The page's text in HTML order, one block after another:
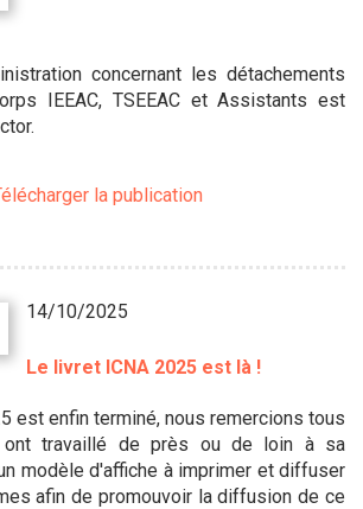
concernant les détachements
IEEAC, TSEEAC et Assistants est
la publication
14/10/2025
Le livret ICNA 2025 est là !
est enfin terminé, nous remercions tous
travaillé de près ou de loin à sa
modèle d'affiche à imprimer et diffuser
afin de promouvoir la diffusion de ce